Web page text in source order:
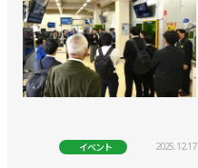
イベント 2025.12.17